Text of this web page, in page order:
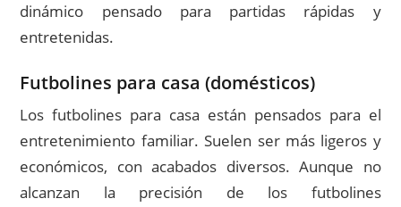
dinámico pensado para partidas rápidas y
entretenidas.
Futbolines para casa (domésticos)
Los futbolines para casa están pensados para el
entretenimiento familiar. Suelen ser más ligeros y
económicos, con acabados diversos. Aunque no
alcanzan la precisión de los futbolines